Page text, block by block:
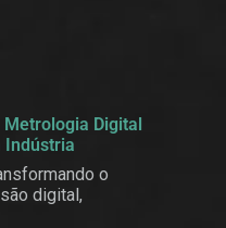
Digital
Indústria
o
digital,